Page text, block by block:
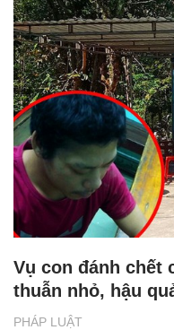
PHÁP LUẬT
Vụ con đánh chết
thuẫn nhỏ, hậu